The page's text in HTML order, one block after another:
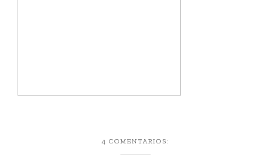
4 COMENTARIOS: